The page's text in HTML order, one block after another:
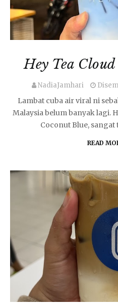
Hey Tea
NadiaJamhari
Lambat cuba air viral ni
Malaysia belum banyak lagi.
Coconut Blue,
READ